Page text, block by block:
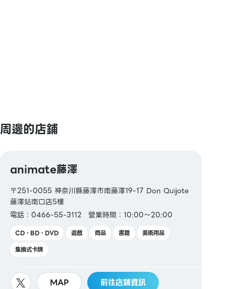
周邊的店鋪
animate藤澤
〒251-0055 神奈川縣藤澤市南藤澤19-17 Don Quijote
藤澤站南口店5樓
電話：0466-55-3112
營業時間：10:00～20:00
CD・BD・DVD 遊戲 商品 書籍
美術用品
集換式卡牌
MAP 前往店鋪資訊